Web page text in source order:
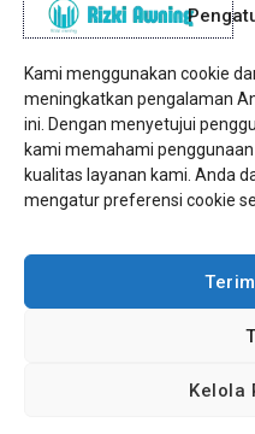
Kami menggunakan cookie
meningkatkan pengalaman
ini. Dengan menyetujui
kami memahami
kualitas layanan kami. Anda
mengatur preferensi cookie
Kelola
✆ WhatsApp / Telepon
Pusat Sukabumi
Sukamanis,
Cabang Jakarta
Kembangan, Jakarta
Sektor A3, Tangerang
Developed by